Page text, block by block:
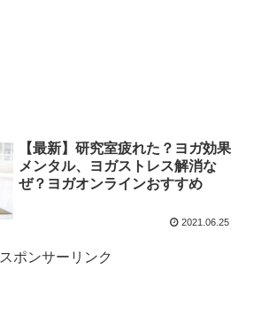
【最新】研究室疲れた？ヨガ効果
メンタル、ヨガストレス解消な
ぜ？ヨガオンラインおすすめ
2021.06.25
スポンサーリンク